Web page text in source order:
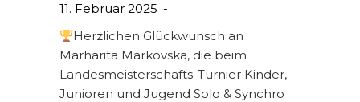
11. Februar 2025
Herzlichen Glückwunsch an
Marharita Markovska, die beim
Landesmeisterschafts-Turnier Kinder,
Junioren und Jugend Solo & Synchro